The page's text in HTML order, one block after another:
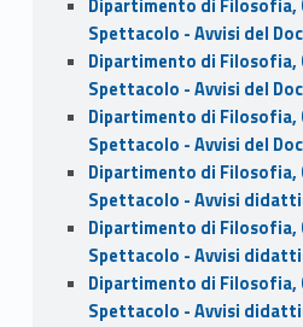
Dipartimento di Filosofia,
Spettacolo - Avvisi del
Dipartimento di Filosofia,
Spettacolo - Avvisi del
Dipartimento di Filosofia,
Spettacolo - Avvisi del
Dipartimento di Filosofia,
Spettacolo - Avvisi
Dipartimento di Filosofia,
Spettacolo - Avvisi
Dipartimento di Filosofia,
Spettacolo - Avvisi